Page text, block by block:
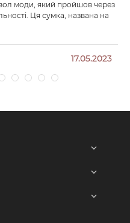
Що таке Y2K? Це стиль одягу?
комп'ютерній системі? Якщо